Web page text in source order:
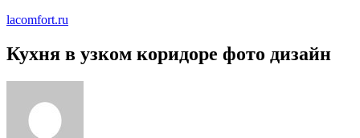
lacomfort.ru
Кухня в узком коридоре фото дизайн